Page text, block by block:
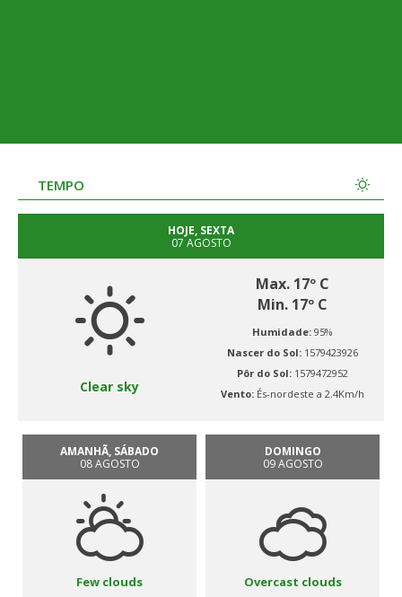
TEMPO
HOJE, SEXTA
07 AGOSTO
Clear sky
Max. 17º C
Min. 17º C
Humidade: 95%
Nascer do Sol: 1579423926
Pôr do Sol: 1579472952
Vento: És-nordeste a 2.4Km/h
AMANHÃ, SÁBADO
08 AGOSTO
Few clouds
DOMINGO
09 AGOSTO
Overcast clouds